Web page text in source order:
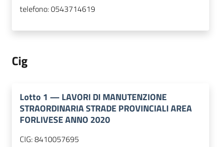
telefono:0543714619
Cig
Lotto 1 — LAVORI DI MANUTENZIONE
STRAORDINARIA STRADE PROVINCIALI AREA
FORLIVESE ANNO 2020
CIG:8410057695